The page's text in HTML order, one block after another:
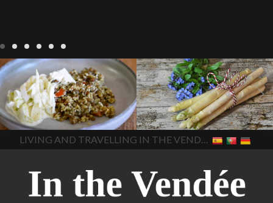
Notre cuisine
agriculture-
vendee comment cuisiner
les lentilles vertes cuisine-
vendue
cuisiner en France
cuisiner-avec-des-
ingrédients-vendus
cultures-vendues-lentilles la
cuisine au printemps la
cuisine avec les lentilles la
en vacances
lentilles vertes
lentilles vertes et boulgour
lentilles vertes-vendues les
In The Vendee
Notre cuisine asperges
asperges-a-la-flamande
asperges-blanches
asperges-pour-le-petit-
déjeuner asperges-
saisonnières asperges-
sauce-crème asperges-
soup carbonara-
végétarienne cuisine
saisonnière
cuisine-locale
cuisine-maison européenne
cuisine-maison-france
In The Vendee
LIVING AND TRAVELLING IN THE VENDÉE